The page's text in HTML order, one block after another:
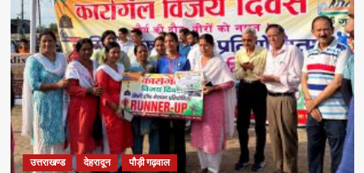
उत्तराखण्ड देहरादून पौड़ी गढ़वाल